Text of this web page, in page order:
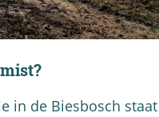
in de Biesbosch staat